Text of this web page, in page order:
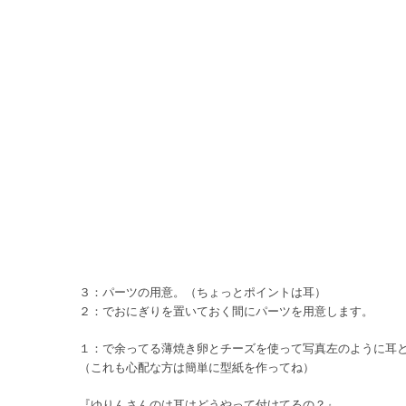
３：パーツの用意。（ちょっとポイントは耳）
２：でおにぎりを置いておく間にパーツを用意します。
１：で余ってる薄焼き卵とチーズを使って写真左のように耳
（これも心配な方は簡単に型紙を作ってね）